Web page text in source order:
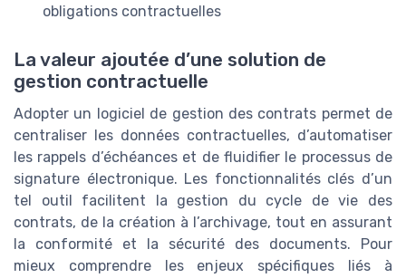
obligations contractuelles
La valeur ajoutée d’une solution de
gestion contractuelle
Adopter un logiciel de gestion des contrats permet de
centraliser les données contractuelles, d’automatiser
les rappels d’échéances et de fluidifier le processus de
signature électronique. Les fonctionnalités clés d’un
tel outil facilitent la gestion du cycle de vie des
contrats, de la création à l’archivage, tout en assurant
la conformité et la sécurité des documents. Pour
mieux comprendre les enjeux spécifiques liés à